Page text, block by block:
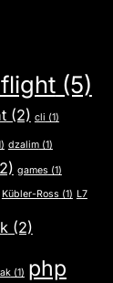
(5)
(2) cli (1)
dzalim(1)
games (1)
Kübler-Ross (1) L7
(2)
(1) php